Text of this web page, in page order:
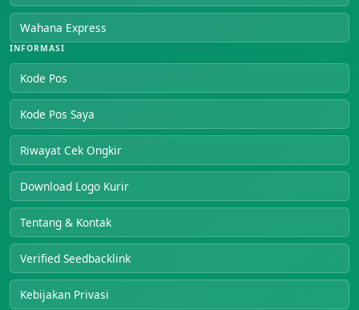
Wahana Express
INFORMASI
Kode Pos
Kode Pos Saya
Riwayat Cek Ongkir
Download Logo Kurir
Tentang & Kontak
Verified Seedbacklink
Kebijakan Privasi